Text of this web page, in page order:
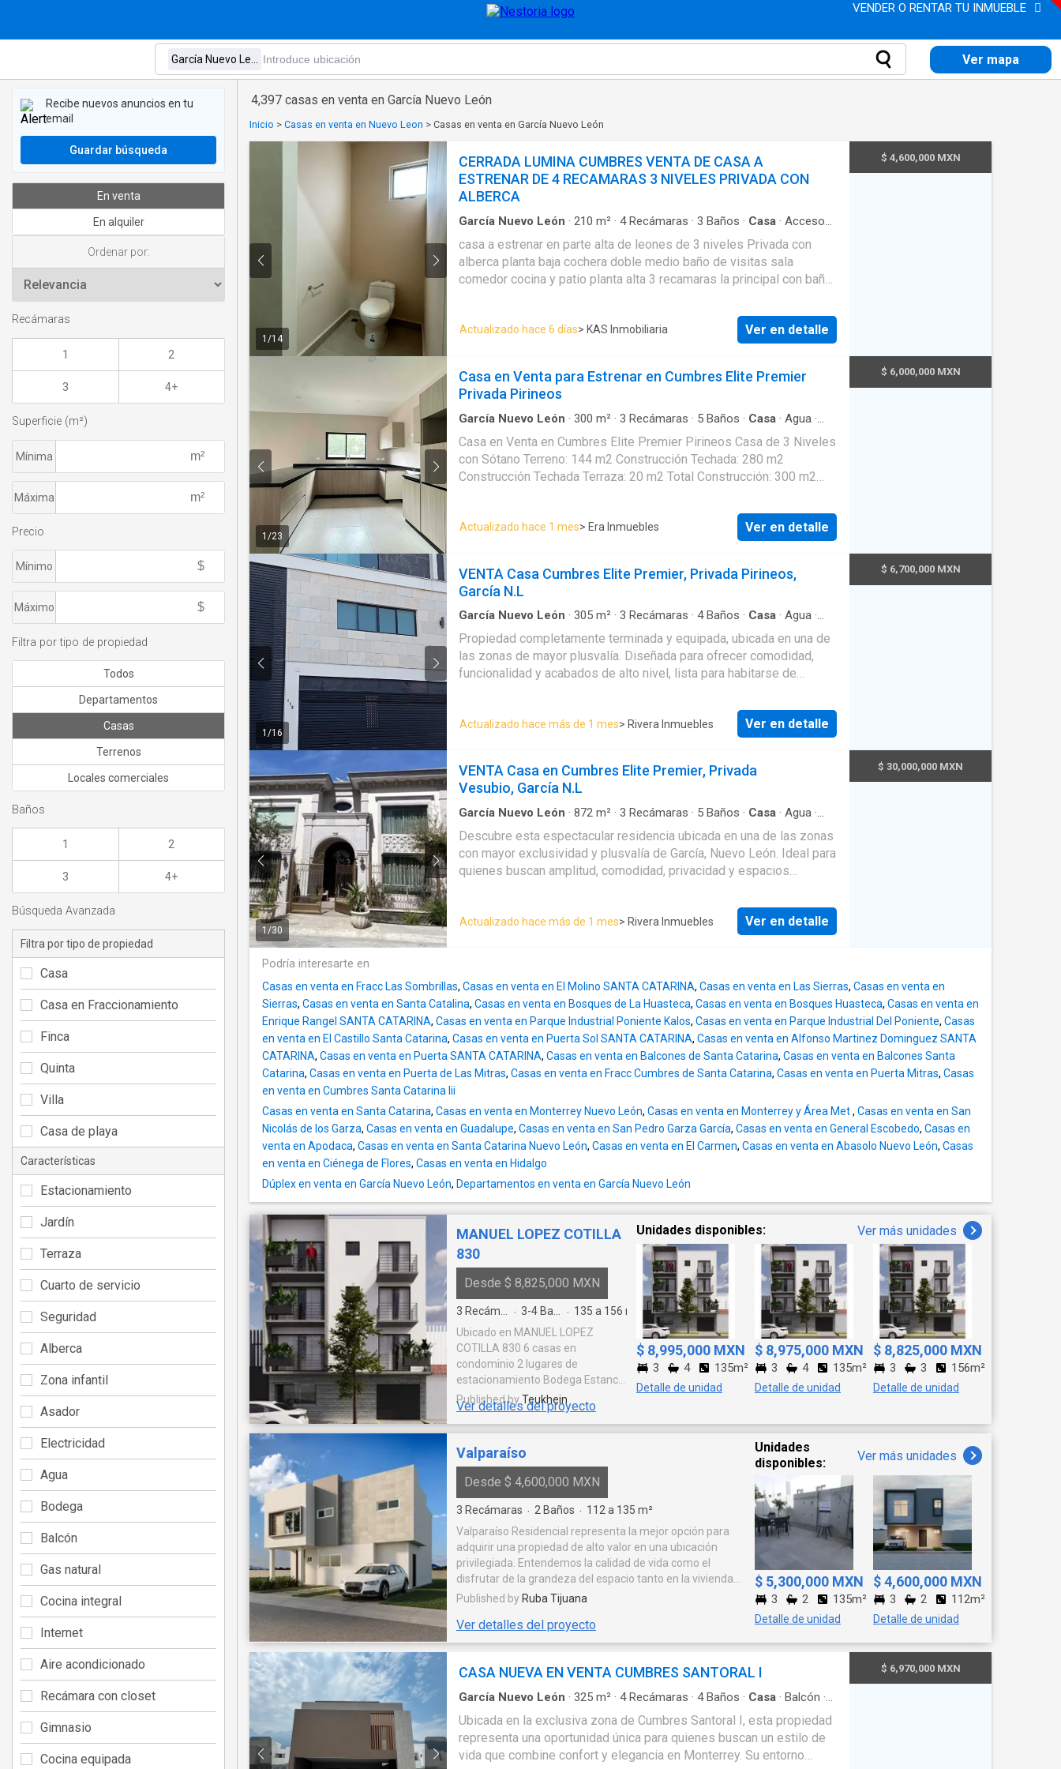
VENDER O RENTAR TU INMUEBLE
Ver mapa
4,397 casas en venta en García Nuevo León
Inicio > Casas en venta en Nuevo Leon > Casas en venta en García Nuevo León
1 /14
CERRADA LUMINA CUMBRES VENTA DE CASA A
ESTRENAR DE 4 RECAMARAS 3 NIVELES PRIVADA CON
ALBERCA
García Nuevo León · 210 m² · 4Recámaras · 3 Baños · Casa · Acceso
de vigilancia·Electricidad·Estacionamiento· Gas natural·Internet·
panorámica·Wifi
casa a estrenar en parte alta de leones de 3 niveles Privada con
alberca planta baja cochera doble medio baño de visitas sala
comedor cocina y patio planta alta 3 recamaras la principal con baño
ASESORIA INMOBILIARIA ROSY VILLARREA8142727782
Actualizado hace 6 días> KAS Inmobiliaria Ver en detalle
$ 4,600,000 MXN
1 /23
Casa en Venta para Estrenar en Cumbres Elite Premier
Privada Pirineos
García Nuevo León · 300 m² · 3 Recámaras · 5 Baños · Casa · Agua ·
Cuarto de Limpieza·Cuarto de servicio·Electricidad ·Estacionamiento·
Gas natural·Recámara con closet·Sala polivalente·Seguridad
verdes
Casa en Venta en Cumbres Elite Premier Pirineos Casa de 3 Niveles
con Sótano Terreno: 144 m2 Construcción Techada: 280 m2
Construcción Techada Terraza: 20 m2 Total Construcción: 300 m2
Recámara Principal Recámara principal con baño completo +
vestidor 2 recámaras secundarias c/u con su baño completo y
información con asesora Fabi Galindo 811-553-----
Actualizado hace 1 mes> Era Inmuebles Ver en detalle
$ 6,000,000 MXN
1 /16
VENTA Casa Cumbres Elite Premier, Privada Pirineos,
García N.L
García Nuevo León · 305 m² · 3 Recámaras · 4Baños · Casa · Agua ·
Estacionamiento·Gas natural
Propiedad completamente terminada y equipada, ubicada en una de
las zonas de mayor plusvalía. Diseñada para ofrecer comodidad,
funcionalidad y acabados de alto nivel, lista para habitarse de
completo y roperías * 4 baños completos y 2 medios baños en total.
* Sala, comedor y sótano con acabados tapizados * Cocina integral
para 2 autos con portón eléctrico Equipamiento destacado: *
Climatización independiente en todas las áreas * Persianas y
cortinas en toda la casa * Muebles finos hechos a la medida (sala,
comedor y recámara principal) * Canceles y espejos con iluminación
indirecta en baños * Sistema de protección eléctrica integral *
Acceso adicional con escalera de servicio y puerta de seguridad
Amenidades del fraccionamiento: * Canchas deportivas * Salón de
se encuentra al corriente en todos sus pagos (2026). Nivel de
equipamiento y adecuaciones, que superan ampliamente a
adicional.
Actualizado hace más de 1 mes> Rivera Inmuebles Ver en detalle
$ 6,700,000 MXN
1 /30
VENTA Casa en Cumbres Elite Premier, Privada
Vesubio, García N.L
García Nuevo León · 872 m² · 3 Recámaras · 5 Baños · Casa · Agua ·
equipada· Cuarto de servicio· Electricidad ·Estacionamiento·Gas
natural·Gimnasio·Internet ·Jardín· Terraza·Wifi
Descubre esta espectacular residencia ubicada en una de las zonas
con mayor exclusividad y plusvalía de García, Nuevo León. Ideal para
quienes buscan amplitud, comodidad, privacidad y espacios
Construcción: 872 m² 🔹 3 recámaras 🔹 5 baños completos 🔹 6
Sala de TV ✅ Comedores amplios ✅ Cuarto de servicio ✅ Jardín ✅
Alberca ✅ Mini bodega ✅ Aire acondicionado ✅ Sistema de alarma
✅ Amueblada ✅ Apta para mascotas Además, cuenta con todos los
servicios: ✔ Agua de grifo ✔ Alcantarillado ✔ Gas natural ✔
Electricidad Una residencia ideal para familias que buscan vivir con
lujo, comodidad y seguridad en una zona privilegiada. Perfecta
estilo de vida exclusivo.
Actualizado hace más de 1 mes> Rivera Inmuebles Ver en detalle
$ 30,000,000 MXN
Podría interesarte en
Casas en venta en Fracc Las Sombrillas, Casas en venta en El Molino SANTA CATARINA, Casas en venta en Las Sierras, Casas en venta en
Sierras, Casas en venta en Santa Catalina, Casas en venta en Bosques de La Huasteca, Casas en venta en Bosques Huasteca, Casas en venta en
Enrique Rangel SANTA CATARINA, Casas en venta en Parque Industrial Poniente Kalos, Casas en venta en Parque Industrial Del Poniente, Casas
en venta en El Castillo Santa Catarina, Casas en venta en Puerta Sol SANTA CATARINA, Casas en venta en Alfonso Martinez Dominguez SANTA
CATARINA, Casas en venta en Puerta SANTA CATARINA, Casas en venta en Balcones de Santa Catarina, Casas en venta en Balcones Santa
Catarina, Casas en venta en Puerta de Las Mitras, Casas en venta en Fracc Cumbres de Santa Catarina, Casas en venta en Puerta Mitras, Casas
en venta en Cumbres Santa Catarina Iii
Casas en venta en Santa Catarina, Casas en venta en Monterrey Nuevo León, Casas en venta en Monterrey y Área Met, Casas en venta en San
Nicolás de los Garza, Casas en venta en Guadalupe, Casas en venta en San Pedro Garza García, Casas en venta en General Escobedo, Casas en
venta en Apodaca, Casas en venta en Santa Catarina Nuevo León, Casas en venta en El Carmen, Casas en venta en Abasolo Nuevo León, Casas
en venta en Ciénega de Flores, Casas en venta en Hidalgo
Dúplex en venta en García Nuevo León, Departamentos en venta en García Nuevo León
MANUEL LOPEZ COTILLA
830
Desde $ 8,825,000 MXN
3 · 3-4 · 135 a 156
Ubicado en MANUEL LOPEZ
COTILLA 830 6 casas en
condominio 2 lugares de
estacionamiento Bodega Estanca
Comedor 3 recamaras 3 a 4
baños Sala de TV Terraza a la
intemperie Patio interior Cuarto
acondicionada con acabados.
Published byTeukhein
Ver detalles del proyecto
Unidades disponibles: Ver más unidades
$ 8,995,000 MXN
3 4 135m²
Detalle de unidad
$ 8,975,000 MXN
3 4 135m²
Detalle de unidad
$ 8,825,000 MXN
3 3 156m²
Detalle de unidad
Valparaíso
Desde $ 4,600,000 MXN
3 Recámaras · 2 Baños · 112 a 135 m²
Valparaíso Residencial representa la mejor opción para
adquirir una propiedad de alto valor en una ubicación
privilegiada. Entendemos la calidad de vida como el
disfrutar de la grandeza del espacio tanto en la vivienda
residencial como en las amenidades que complementan
Published by Ruba Tijuana
Ver detalles del proyecto
Unidades
disponibles:
Ver más unidades
$ 5,300,000 MXN
3 2 135m²
Detalle de unidad
$ 4,600,000 MXN
3 2 112m²
Detalle de unidad
CASA NUEVA EN VENTA CUMBRES SANTORAL I
García Nuevo León · 325 m² · 4Recámaras · 4Baños · Casa · Balcón ·
Ubicada en la exclusiva zona de Cumbres Santoral I, esta propiedad
representa una oportunidad única para quienes buscan un estilo de
vida que combine confort y elegancia en Monterrey. Su entorno
$ 6,970,000 MXN
Recibe nuevos anuncios en tu
email
Guardar búsqueda
En venta
En alquiler
Ordenar por:
Recámaras
1 2
3 4+
Superficie (m²)
Mínima
Máxima
Precio
Mínimo
Máximo
Filtra por tipo de propiedad
Todos
Departamentos
Casas
Terrenos
Locales comerciales
Baños
1 2
3 4+
Búsqueda Avanzada
Filtra por tipo de propiedad
Casa
Casa en Fraccionamiento
Finca
Quinta
Villa
Casa de playa
Características
Estacionamiento
Jardín
Terraza
Cuarto de servicio
Seguridad
Alberca
Zona infantil
Asador
Electricidad
Agua
Bodega
Balcón
Gas natural
Cocina integral
Internet
Aire acondicionado
Recámara con closet
Gimnasio
Cocina equipada